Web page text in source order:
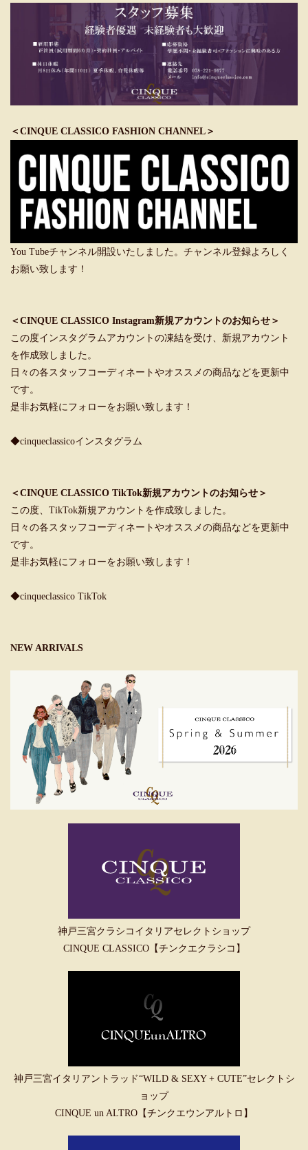
＜CINQUE CLASSICO FASHION CHANNEL＞
You Tubeチャンネル開設いたしました。チャンネル登録よろしく
お願い致します！
＜CINQUE CLASSICO Instagram新規アカウントのお知らせ＞
この度インスタグラムアカウントの凍結を受け、新規アカウント
を作成致しました。
日々の各スタッフコーディネートやオススメの商品などを更新中
です。
是非お気軽にフォローをお願い致します！
◆cinqueclassicoインスタグラム
＜CINQUE CLASSICO TikTok新規アカウントのお知らせ＞
この度、TikTok新規アカウントを作成致しました。
日々の各スタッフコーディネートやオススメの商品などを更新中
です。
是非お気軽にフォローをお願い致します！
◆cinqueclassico TikTok
NEW ARRIVALS
神戸三宮クラシコイタリアセレクトショップ
CINQUE CLASSICO【チンクエクラシコ】
神戸三宮イタリアントラッド“WILD & SEXY + CUTE”セレクトシ
ョップ
CINQUE un ALTRO【チンクエウンアルトロ】